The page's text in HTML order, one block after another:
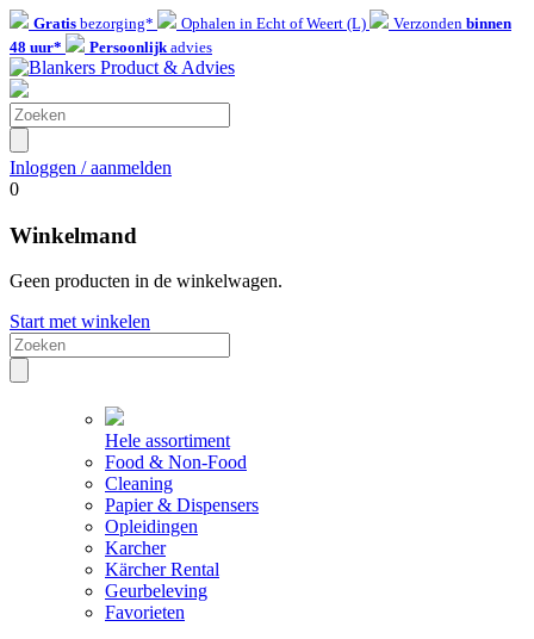
Gratis bezorging* Ophalen in Echt of Weert (L) Verzonden binnen
48 uur*
Persoonlijkadvies
Inloggen / aanmelden
0
Winkelmand
Geen producten in de winkelwagen.
Start met winkelen
Hele assortiment
Food & Non-Food
Cleaning
Papier & Dispensers
Opleidingen
Karcher
Kärcher Rental
Geurbeleving
Favorieten